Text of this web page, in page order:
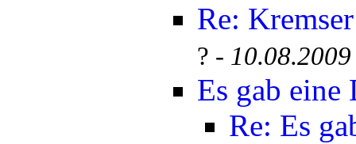
Re:
? -
Es gab eine
Re: Es